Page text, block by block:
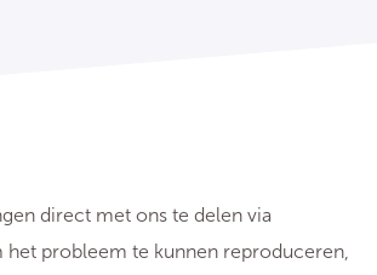
direct met ons te delen via
probleem te kunnen reproduceren,